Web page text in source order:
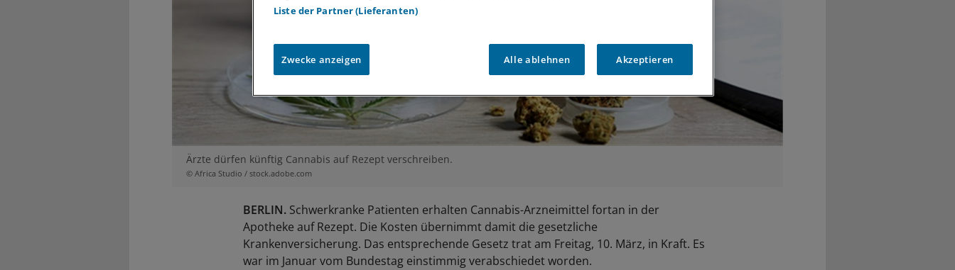
Ärzte dürfen künftig Cannabis auf Rezept verschreiben.
© Africa Studio / stock.adobe.com
BERLIN. Schwerkranke Patienten erhalten Cannabis-Arzneimittel fortan in der
Apotheke auf Rezept. Die Kosten übernimmt damit die gesetzliche
Krankenversicherung. Das entsprechende Gesetz trat am Freitag, 10. März, in Kraft. Es
war im Januar vom Bundestag einstimmig verabschiedet worden.
Liste der Partner (Lieferanten)
Zwecke anzeigen Alle ablehnen Akzeptieren